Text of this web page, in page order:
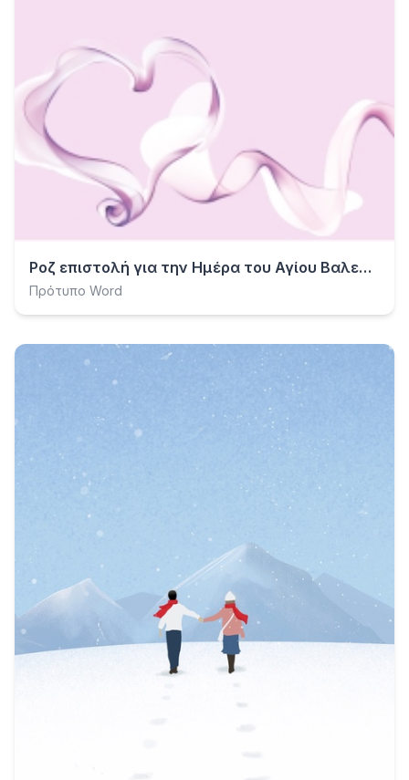
Ροζ επιστολή για την Ημέρα του Αγίου Βαλεντίνου
Πρότυπο Word